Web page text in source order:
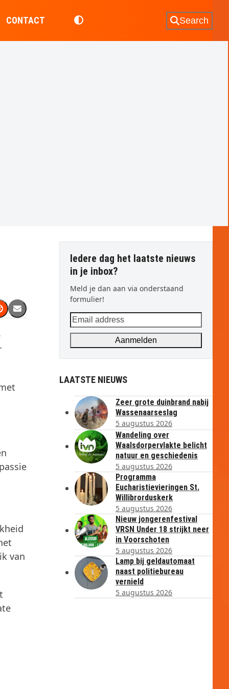
CONTACT Search
van
Iedere dag het laatste nieuws
in je inbox?
Meld je dan aan via onderstaand
formulier!
Email
address
Aanmelden
LAATSTE NIEUWS
Zeer grote duinbrand nabij
Wassenaarseslag
5 augustus 2026
Wandeling over
Waalsdorpervlakte belicht
natuur en geschiedenis
5 augustus 2026
Programma
Eucharistievieringen St.
Willibrorduskerk
5 augustus 2026
Nieuw jongerenfestival
VRSN Under 18 strijkt neer
in Voorschoten
5 augustus 2026
Lamp bij geldautomaat
naast politiebureau
vernield
5 augustus 2026